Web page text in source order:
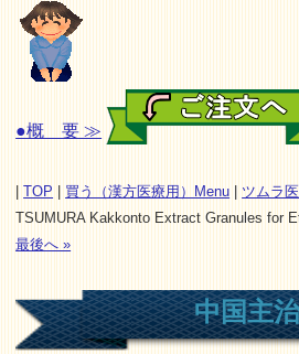
●概 要 ≫
|TOP 買う（漢方医療用）Menu ツムラ
TSUMURA Kakkonto Extract Granules for
最後へ »
中国主治